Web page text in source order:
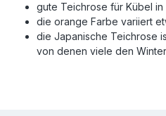
gute Teichrose für Kübel
die orange Farbe variiert
die Japanische Teichrose
von denen viele den